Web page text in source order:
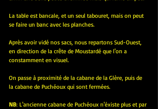
La table est bancale, et un seul tabouret, mais on peut
se faire un banc avec les planches.
Après avoir vidé nos sacs, nous repartons Sud-Ouest,
en direction de la crête de Moustardé que l'on a
constamment en visuel.
On passe à proximité de la cabane de la Glère, puis de
la cabane de Puchéoux qui sont fermées.
NB: L'ancienne cabane de Puchéoux n'éxiste plus et par